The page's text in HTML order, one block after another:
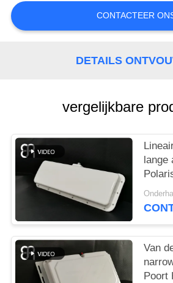
NIEUWS
VERZOEK
OM
EEN
CITAAT
PRIVACYBELEID
CONTACTEER
DETAILS
vergelijkbare
lange
het
Van
Poort